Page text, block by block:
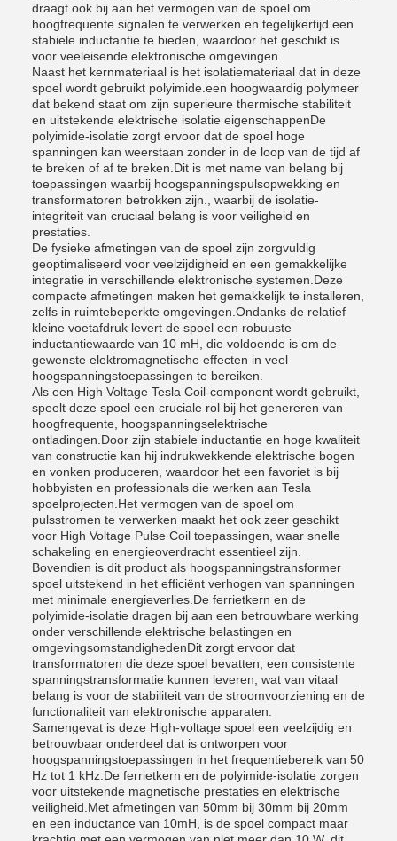
draagt ook bij aan het vermogen van de spoel om
hoogfrequente signalen te verwerken en tegelijkertijd een
stabiele inductantie te bieden, waardoor het geschikt is
voor veeleisende elektronische omgevingen.
Naast het kernmateriaal is het isolatiemateriaal dat in deze
spoel wordt gebruikt polyimide.een hoogwaardig polymeer
dat bekend staat om zijn superieure thermische stabiliteit
en uitstekende elektrische isolatie eigenschappenDe
polyimide-isolatie zorgt ervoor dat de spoel hoge
spanningen kan weerstaan zonder in de loop van de tijd af
te breken of af te breken.Dit is met name van belang bij
toepassingen waarbij hoogspanningspulsopwekking en
transformatoren betrokken zijn., waarbij de isolatie-
integriteit van cruciaal belang is voor veiligheid en
prestaties.
De fysieke afmetingen van de spoel zijn zorgvuldig
geoptimaliseerd voor veelzijdigheid en een gemakkelijke
integratie in verschillende elektronische systemen.Deze
compacte afmetingen maken het gemakkelijk te installeren,
zelfs in ruimtebeperkte omgevingen.Ondanks de relatief
kleine voetafdruk levert de spoel een robuuste
inductantiewaarde van 10 mH, die voldoende is om de
gewenste elektromagnetische effecten in veel
hoogspanningstoepassingen te bereiken.
Als een High Voltage Tesla Coil-component wordt gebruikt,
speelt deze spoel een cruciale rol bij het genereren van
hoogfrequente, hoogspanningselektrische
ontladingen.Door zijn stabiele inductantie en hoge kwaliteit
van constructie kan hij indrukwekkende elektrische bogen
en vonken produceren, waardoor het een favoriet is bij
hobbyisten en professionals die werken aan Tesla
spoelprojecten.Het vermogen van de spoel om
pulsstromen te verwerken maakt het ook zeer geschikt
voor High Voltage Pulse Coil toepassingen, waar snelle
schakeling en energieoverdracht essentieel zijn.
Bovendien is dit product als hoogspanningstransformer
spoel uitstekend in het efficiënt verhogen van spanningen
met minimale energieverlies.De ferrietkern en de
polyimide-isolatie dragen bij aan een betrouwbare werking
onder verschillende elektrische belastingen en
omgevingsomstandighedenDit zorgt ervoor dat
transformatoren die deze spoel bevatten, een consistente
spanningstransformatie kunnen leveren, wat van vitaal
belang is voor de stabiliteit van de stroomvoorziening en de
functionaliteit van elektronische apparaten.
Samengevat is deze High-voltage spoel een veelzijdig en
betrouwbaar onderdeel dat is ontworpen voor
hoogspanningstoepassingen in het frequentiebereik van 50
Hz tot 1 kHz.De ferrietkern en de polyimide-isolatie zorgen
voor uitstekende magnetische prestaties en elektrische
veiligheid.Met afmetingen van 50mm bij 30mm bij 20mm
en een inductance van 10mH, is de spoel compact maar